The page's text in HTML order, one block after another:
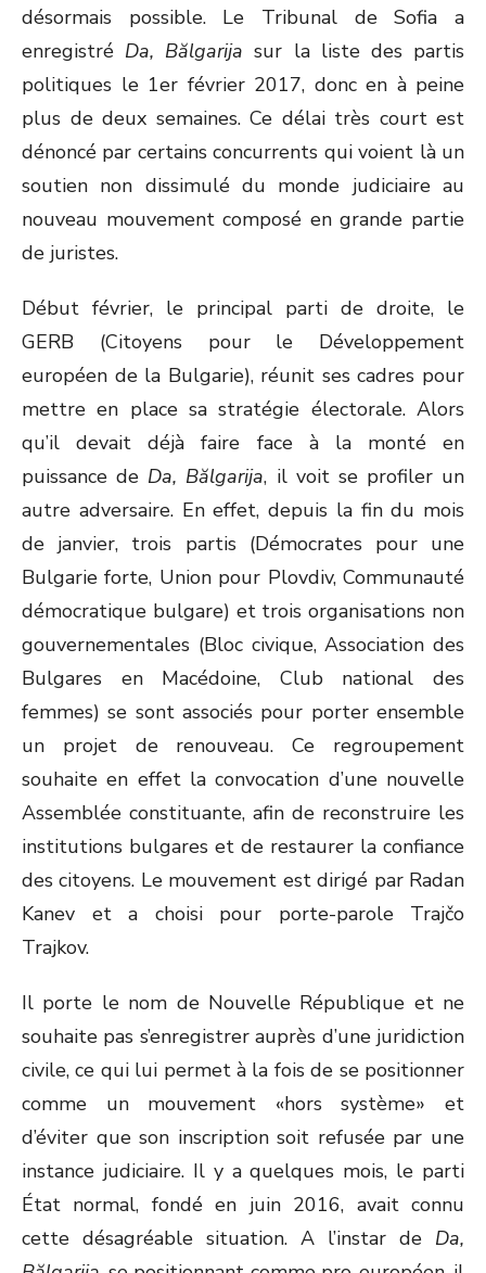
désormais possible. Le Tribunal de Sofia a
enregistré Da, Bălgarija sur la liste des partis
politiques le 1er février 2017, donc en à peine
plus de deux semaines. Ce délai très court est
dénoncé par certains concurrents qui voient là un
soutien non dissimulé du monde judiciaire au
nouveau mouvement composé en grande partie
de juristes.
Début février, le principal parti de droite, le
GERB (Citoyens pour le Développement
européen de la Bulgarie), réunit ses cadres pour
mettre en place sa stratégie électorale. Alors
qu’il devait déjà faire face à la monté en
puissance de Da, Bălgarija, il voit se profiler un
autre adversaire. En effet, depuis la fin du mois
de janvier, trois partis (Démocrates pour une
Bulgarie forte, Union pour Plovdiv, Communauté
démocratique bulgare) et trois organisations non
gouvernementales (Bloc civique, Association des
Bulgares en Macédoine, Club national des
femmes) se sont associés pour porter ensemble
un projet de renouveau. Ce regroupement
souhaite en effet la convocation d’une nouvelle
Assemblée constituante, afin de reconstruire les
institutions bulgares et de restaurer la confiance
des citoyens. Le mouvement est dirigé par Radan
Kanev et a choisi pour porte-parole Trajčo
Trajkov.
Il porte le nom de Nouvelle République et ne
souhaite pas s’enregistrer auprès d’une juridiction
civile, ce qui lui permet à la fois de se positionner
comme un mouvement «hors système» et
d’éviter que son inscription soit refusée par une
instance judiciaire. Il y a quelques mois, le parti
État normal, fondé en juin 2016, avait connu
cette désagréable situation. A l’instar de Da,